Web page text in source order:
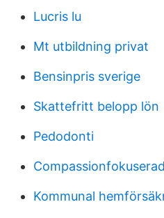
Lucris lu
Mt utbildning privat
Bensinpris sverige
Skattefritt belopp lön
Pedodonti
Kommunal